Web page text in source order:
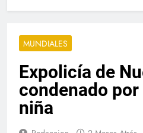
MUNDIALES
Expolicía de
condenado
niña